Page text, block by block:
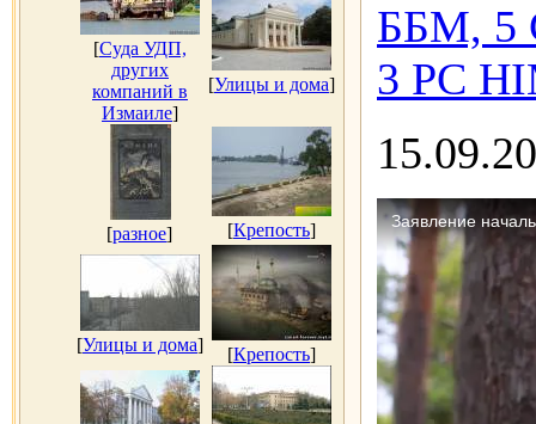
[Суда УДП,
других
компаний в
Измаиле]
[Улицы и дома]
[разное] [Крепость]
[Улицы и дома] [Крепость]
ББМ, 5
3 РС